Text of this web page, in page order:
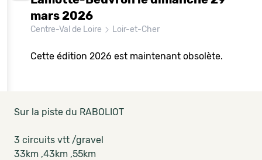
mars 2026
Centre-Val de Loire Loir-et-Cher
Cette édition 2026 est maintenant obsolète.
Sur la piste du RABOLIOT
3 circuits vtt /gravel
33km ,43km ,55km